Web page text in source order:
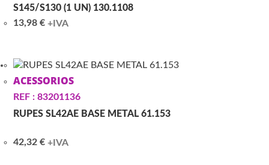
S145/S130 (1 UN) 130.1108
13,98€ +IVA
ACESSORIOS
REF : 83201136
RUPES SL42AE BASE METAL 61.153
42,32€ +IVA